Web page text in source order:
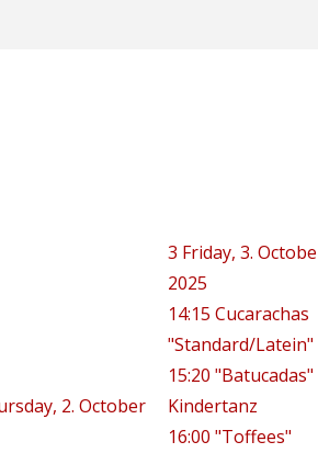
2. October
3 Friday, 3.
2025
14:15 Cucarachas
"Standard/Latein"
15:20 "Batucadas"
Kindertanz
16:00 "Toffees"